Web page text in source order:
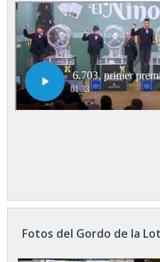
Fotos del Gordo de la